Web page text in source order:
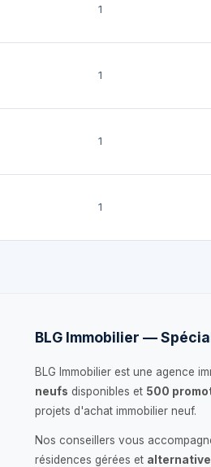
1
1
1
1
BLG Immobilier —
BLG Immobilier est une agence
neufs disponibles et 500
projets d'achat immobilier neuf.
Nos conseillers vous
résidences gérées et